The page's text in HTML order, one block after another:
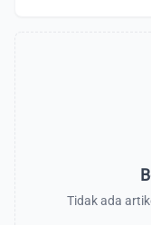
Tidak ada